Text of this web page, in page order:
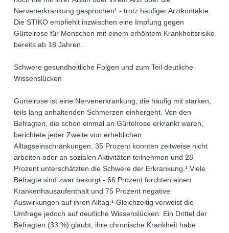
Nervenerkrankung gesprochen¹ - trotz häufiger Arztkontakte.
Die STIKO empfiehlt inzwischen eine Impfung gegen
Gürtelrose für Menschen mit einem erhöhtem Krankheitsrisiko
bereits ab 18 Jahren.
Schwere gesundheitliche Folgen und zum Teil deutliche
Wissenslücken
Gürtelrose ist eine Nervenerkrankung, die häufig mit starken,
teils lang anhaltenden Schmerzen einhergeht. Von den
Befragten, die schon einmal an Gürtelrose erkrankt waren,
berichtete jeder Zweite von erheblichen
Alltagseinschränkungen. 35 Prozent konnten zeitweise nicht
arbeiten oder an sozialen Aktivitäten teilnehmen und 28
Prozent unterschätzten die Schwere der Erkrankung.¹ Viele
Befragte sind zwar besorgt - 66 Prozent fürchten einen
Krankenhausaufenthalt und 75 Prozent negative
Auswirkungen auf ihren Alltag.¹ Gleichzeitig verweist die
Umfrage jedoch auf deutliche Wissenslücken: Ein Drittel der
Befragten (33 %) glaubt, ihre chronische Krankheit habe